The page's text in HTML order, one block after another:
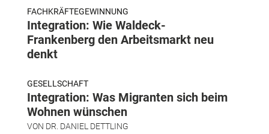
FACHKRÄFTEGEWINNUNG
Integration: Wie Waldeck-
Frankenberg den Arbeitsmarkt neu
denkt
GESELLSCHAFT
Integration: Was Migranten sich beim
Wohnen wünschen
VON DR. DANIEL DETTLING